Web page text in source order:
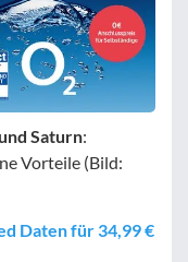
Saturn:
Vorteile (Bild:
Daten für 34,99 €